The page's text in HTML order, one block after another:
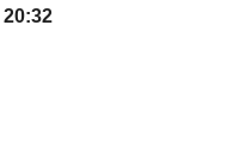
20:32